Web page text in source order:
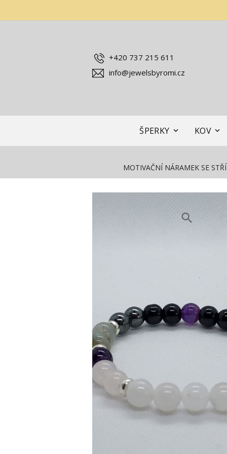
+420 737 215 611
info@jewelsbyromi.cz
ŠPERKY KOV
MOTIVAČNÍ NÁRAMEK SE
search